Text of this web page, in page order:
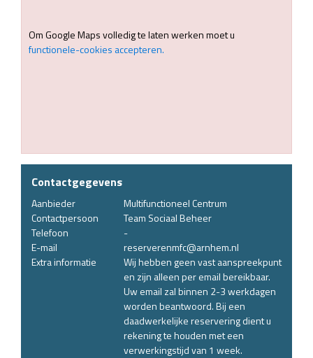
Om Google Maps volledig te laten werken moet u
functionele-cookies accepteren.
Contactgegevens
Aanbieder
Multifunctioneel Centrum
Contactpersoon
Team Sociaal Beheer
Telefoon
-
E-mail
reserverenmfc@arnhem.nl
Extra informatie
Wij hebben geen vast aanspreekpunt
en zijn alleen per email bereikbaar.
Uw email zal binnen 2-3 werkdagen
worden beantwoord. Bij een
daadwerkelijke reservering dient u
rekening te houden met een
verwerkingstijd van 1 week.